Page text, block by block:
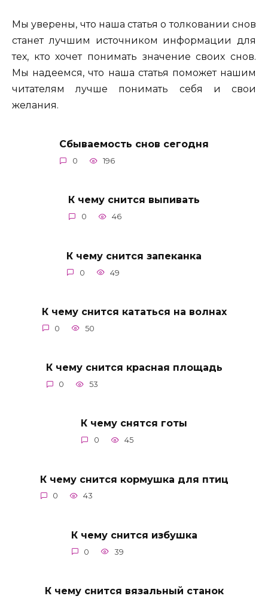
Мы уверены, что наша статья о толковании снов
станет лучшим источником информации для
тех, кто хочет понимать значение своих снов.
Мы надеемся, что наша статья поможет нашим
читателям лучше понимать себя и свои
желания.
Сбываемость снов сегодня
0 196
К чему снится выпивать
0 46
К чему снится запеканка
0 49
К чему снится кататься на волнах
0 50
К чему снится красная площадь
0 53
К чему снятся готы
0 45
К чему снится кормушка для птиц
0 43
К чему снится избушка
0 39
К чему снится вязальный станок